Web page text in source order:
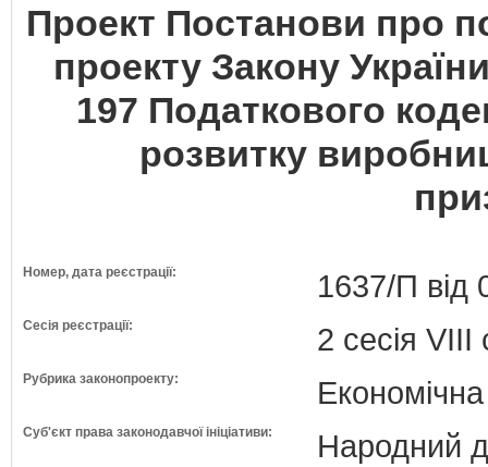
Проект Постанови про
проекту Закону
197 Податкового
розвитку
Номер, дата реєстрації: 1637/П від
Сесія реєстрації: 2 сесія VIII
Рубрика законопроекту:
Суб'єкт права законодавчої ініціативи: Народний